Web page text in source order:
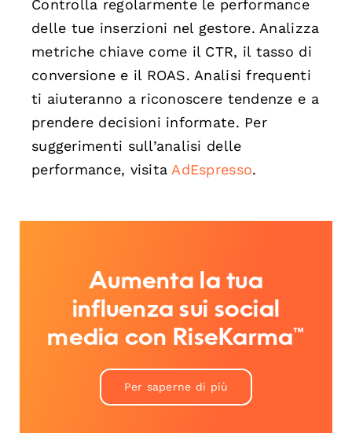
Controlla regolarmente le performance
delle tue inserzioni nel gestore. Analizza
metriche chiave come il CTR, il tasso di
conversione e il ROAS. Analisi frequenti
ti aiuteranno a riconoscere tendenze e a
prendere decisioni informate. Per
suggerimenti sull’analisi delle
performance, visita AdEspresso.
Aumenta la tua
influenza sui social
media con RiseKarma™
Per saperne di più